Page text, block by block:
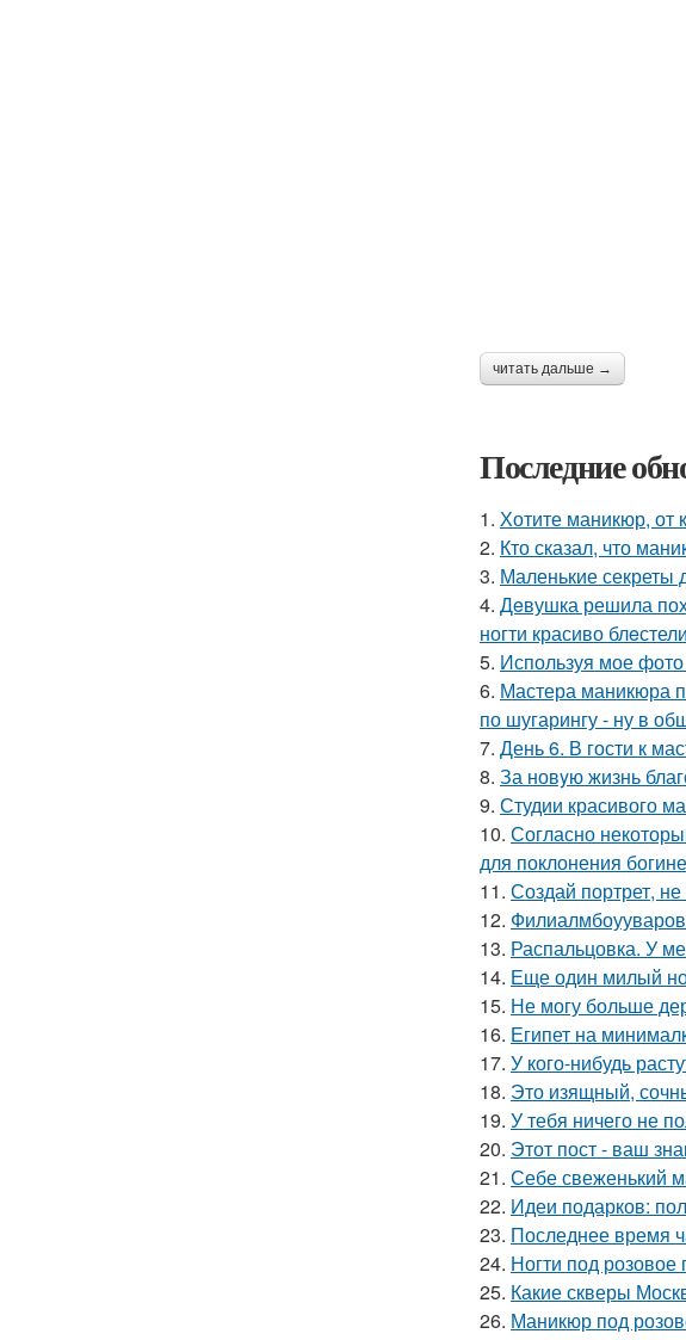
читать дальше →
Последние
1. Хотите маникюр, от
2. Кто сказал, что
3. Маленькие секреты
4. Дeвушка решила
ногти красиво
5. Используя мое
6. Мастера маникюра
по шугарингу - ну в
7. День 6. В гости к
8. За новyю жизнь
9. Студии красивого
10. Согласно
для поклонения
11. Создай портрет,
12.
13. Распальцовка. У
14. Еще один милый
15. Не могу больше
16. Египет на
17. У кого-нибудь
18. Это изящный,
19. У тебя ничего не
20. Этот пост - ваш
21. Себе свеженький
22. Идеи подарков:
23. Последнее время
24. Ногти под
25. Какие скверы
26. Маникюр под